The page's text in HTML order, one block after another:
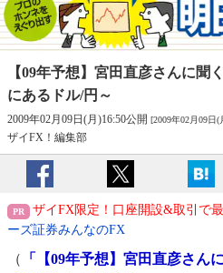
【09年予想】宮田直彦さんに聞
にあるドル/円～
2009年02月09日(月)16:50公開 [2009年02月09日(
ザイFX！編集部
ザイFX限定！口座開設&取引で最
ーズ証券みんなのFX
（
「【09年予想】宮田直彦さん